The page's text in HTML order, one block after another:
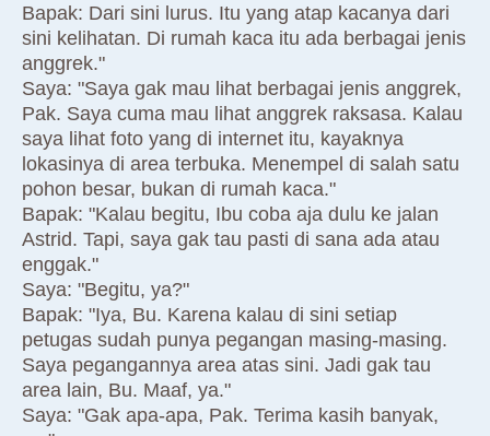
Bapak: Dari sini lurus. Itu yang atap kacanya dari
sini kelihatan. Di rumah kaca itu ada berbagai jenis
anggrek."
Saya: "Saya gak mau lihat berbagai jenis anggrek,
Pak. Saya cuma mau lihat anggrek raksasa. Kalau
saya lihat foto yang di internet itu, kayaknya
lokasinya di area terbuka. Menempel di salah satu
pohon besar, bukan di rumah kaca."
Bapak: "Kalau begitu, Ibu coba aja dulu ke jalan
Astrid. Tapi, saya gak tau pasti di sana ada atau
enggak."
Saya: "Begitu, ya?"
Bapak: "Iya, Bu. Karena kalau di sini setiap
petugas sudah punya pegangan masing-masing.
Saya pegangannya area atas sini. Jadi gak tau
area lain, Bu. Maaf, ya."
Saya: "Gak apa-apa, Pak. Terima kasih banyak,